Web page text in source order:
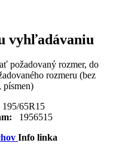
vyhľadávaniu
požadovaný rozmer, do
rozmeru (bez
písmen)
195/65R15
1956515
Info linka